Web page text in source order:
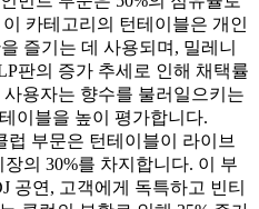
카테고리의 턴테이블은 개인
즐기는 데 사용되며, 밀레니
판의 증가 추세로 인해 채택률
용자는 향수를 불러일으키는
이블을 높이 평가합니다.
럽 부문은 턴테이블이 라이브
의 30%를 차지합니다. 이 부
공연, 고객에게 독특하고 빈티